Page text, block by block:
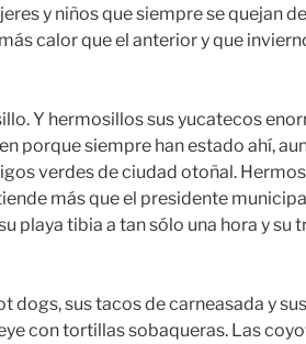
y niños que siempre se quejan
calor que el anterior y que
Y hermosillos sus yucatecos
porque siempre han estado ahí,
verdes de ciudad otoñal.
más que el presidente
playa tibia a tan sólo una hora y su
dogs, sus tacos de carneasada y sus
con tortillas sobaqueras. Las